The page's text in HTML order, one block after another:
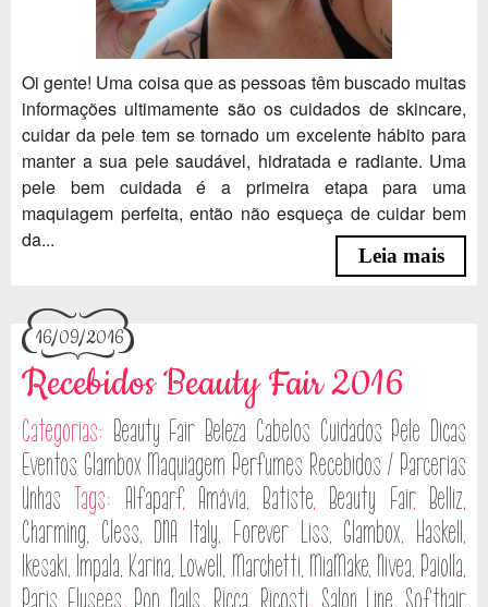
Oi gente! Uma coisa que as pessoas têm buscado muitas
informações ultimamente são os cuidados de skincare,
cuidar da pele tem se tornado um excelente hábito para
manter a sua pele saudável, hidratada e radiante. Uma
pele bem cuidada é a primeira etapa para uma
maquiagem perfeita, então não esqueça de cuidar bem
da...
Leia mais
16/09/2016
Recebidos Beauty Fair 2016
Categorias: Beauty Fair Beleza Cabelos Cuidados Pele Dicas
Eventos Glambox Maquiagem Perfumes Recebidos / Parcerias
Unhas Tags: Alfaparf, Amávia, Batiste, Beauty Fair, Belliz,
Charming, Cless, DNA Italy, Forever Liss, Glambox, Haskell ,
Ikesaki, Impala, Karina, Lowell , Marchetti, MiaMake, Nivea, Paiolla,